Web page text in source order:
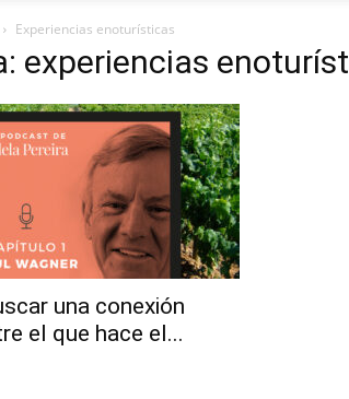
Experiencias enoturísticas
experiencias
una conexión
el que hace el...